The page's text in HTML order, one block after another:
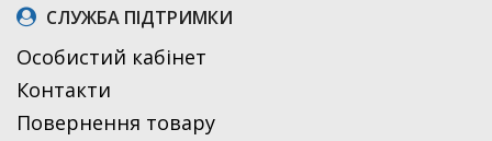
СЛУЖБА ПІДТРИМКИ
Особистий кабінет
Контакти
Повернення товару